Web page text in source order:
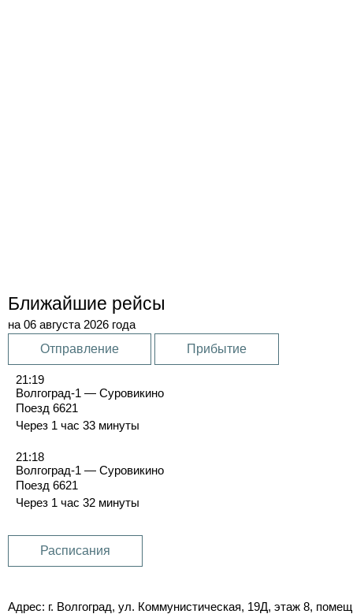
Ближайшие рейсы
на 06 августа 2026 года
Отправление
Прибытие
21:19
Волгоград-1 — Суровикино
Поезд 6621
Через 1 час 33 минуты
21:18
Волгоград-1 — Суровикино
Поезд 6621
Через 1 час 32 минуты
Расписания
Адрес: г. Волгоград, ул. Коммунистическая, 19Д, этаж 8,